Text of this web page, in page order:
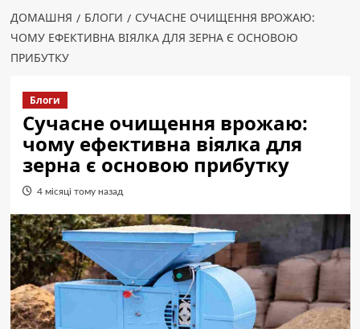
ДОМАШНЯ БЛОГИ
СУЧАСНЕ ОЧИЩЕННЯ ВРОЖАЮ:
ЧОМУ ЕФЕКТИВНА ВІЯЛКА ДЛЯ ЗЕРНА Є ОСНОВОЮ
ПРИБУТКУ
Блоги
Сучасне очищення врожаю:
чому ефективна віялка для
зерна є основою прибутку
4 місяці тому назад